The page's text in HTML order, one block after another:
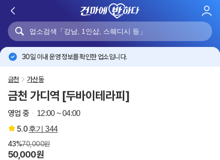
로
30일 이내 운영 정보를 확인한 업소입니다.
금천 가산동
금천 가디역 [두바이테라피]
영업 중 12:00 ~ 04:00
5.0후기344
43%70,000원
50,000원